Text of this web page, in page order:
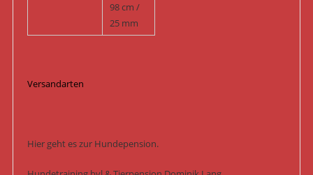
98 cm /
25 mm
Versandarten
Hier geht es zur Hundepension.